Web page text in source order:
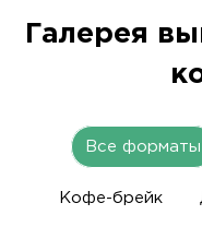
Галерея
Все форматы
Кофе-брейк